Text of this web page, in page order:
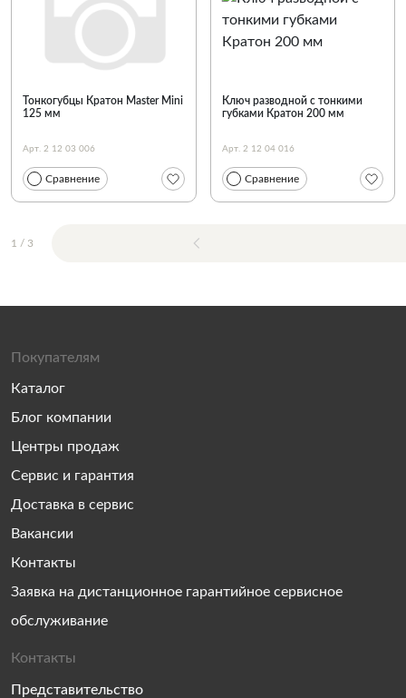
Тонкогубцы Кратон Master Mini
125 мм
Арт. 2 12 03 006
Сравнение
Ключ разводной с тонкими
губками Кратон 200 мм
Арт. 2 12 04 016
Сравнение
1 / 3
Покупателям
Каталог
Блог компании
Центры продаж
Сервис и гарантия
Доставка в сервис
Вакансии
Контакты
Заявка на дистанционное гарантийное сервисное
обслуживание
Контакты
Представительство